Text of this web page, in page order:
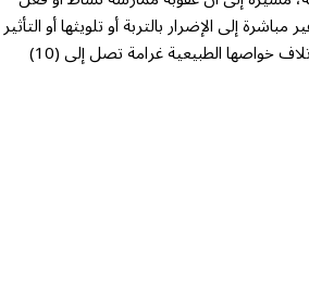
إلى الإضرار بالتربة أو تلويثها أو التأثير
سلبًا على الانتفاع بها أو إتلاف خواصها الطبيعية غرامة تصل إلى (10)